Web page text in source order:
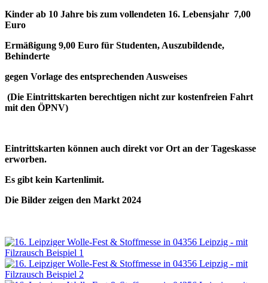
Kinder ab 10 Jahre bis zum vollendeten 16. Lebensjahr 7,00
Euro
Ermäßigung 9,00 Euro für Studenten, Auszubildende,
Behinderte
gegen Vorlage des entsprechenden Ausweises
(Die Eintrittskarten berechtigen nicht zur kostenfreien Fahrt
mit den ÖPNV)
Eintrittskarten können auch direkt vor Ort an der Tageskasse
erworben.
Es gibt kein Kartenlimit.
Die Bilder zeigen den Markt 2024